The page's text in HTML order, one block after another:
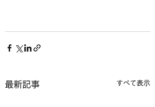
最新記事 すべて表示